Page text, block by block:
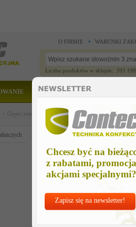
Chcesz być na
z rabatami,
akcjami specjalnymi?
Zapisz się na newsletter!
O FIRMIE WARUNKI
Liczba produktów w sklepie: 393 198
CZĘŚCI ZAMIENNE
> Części zamienne do maszyn szwalniczych >Części
hook shaft saddle, right